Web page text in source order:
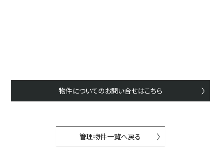
物件についてのお問い合せはこちら
管理物件一覧へ戻る